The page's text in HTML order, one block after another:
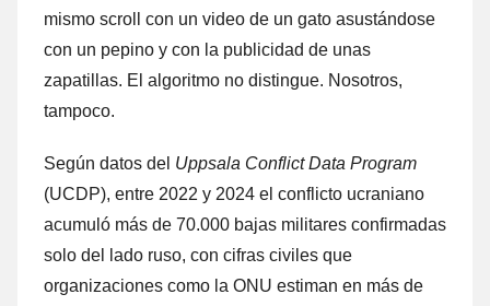
mismo scroll con un video de un gato asustándose
con un pepino y con la publicidad de unas
zapatillas. El algoritmo no distingue. Nosotros,
tampoco.
Según datos del Uppsala Conflict Data Program
(UCDP), entre 2022 y 2024 el conflicto ucraniano
acumuló más de 70.000 bajas militares confirmadas
solo del lado ruso, con cifras civiles que
organizaciones como la ONU estiman en más de